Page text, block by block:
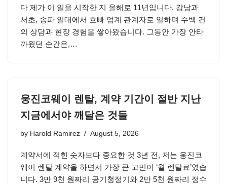
다 제가 이 일을 시작한 지 올해로 11년입니다. 강남과
서초, 송파 일대에서 호빠 업계 관계자로 일하며 수백 건
의 상담과 현장 경험을 쌓아왔습니다. 그동안 가장 안타
까웠던 순간은,…
웅진코웨이 렌탈, 계약 기간이 절반 지난
지금에서야 깨달은 것들
by Harold Ramirez August 5, 2026
계약서에 적힌 숫자보다 중요한 것 3년 전, 저는 웅진코
웨이 렌탈 계약을 하면서 가장 큰 고민이 ‘월 렌탈료’였습
니다. 3만 9천 원짜리 공기청정기와 2만 5천 원짜리 정수